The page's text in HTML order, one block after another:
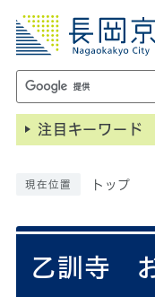
注目キーワード
現在位置 トップ
乙訓寺